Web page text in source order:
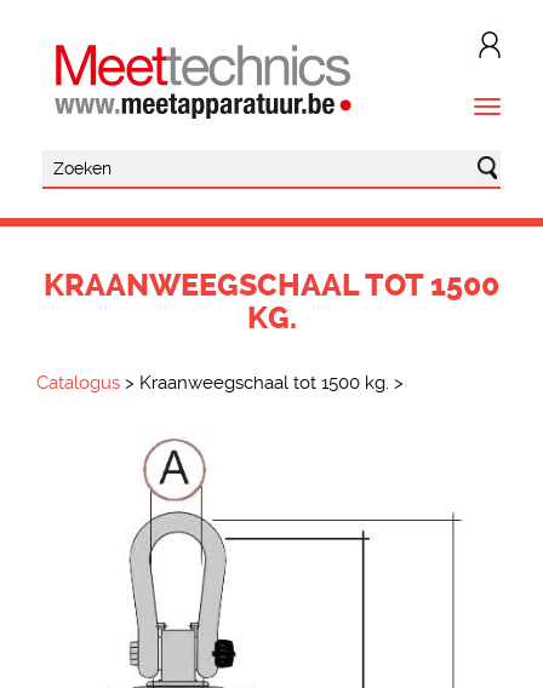
KRAANWEEGSCHAAL TOT 1500
KG.
Catalogus > Kraanweegschaal tot 1500 kg. >